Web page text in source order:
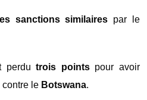
sanctions similaires par le
perdutrois pointspour avoir
le Botswana.